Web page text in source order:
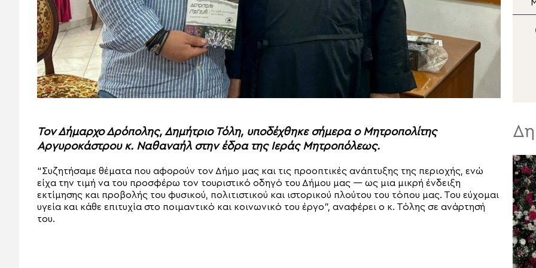
Τον Δήμαρχο Δρόπολης, Δημήτριο Τόλη, υποδέχθηκε σήμερα ο Μητροπολίτης
Αργυροκάστρου κ. Ναθαναήλ στην έδρα της Ιεράς Μητροπόλεως.
“Συζητήσαμε θέματα που αφορούν τον Δήμο μας και τις προοπτικές ανάπτυξης της περιοχής, ενώ
είχα την τιμή να του προσφέρω τον τουριστικό οδηγό του Δήμου μας — ως μια μικρή ένδειξη
εκτίμησης και προβολής του φυσικού, πολιτιστικού και ιστορικού πλούτου του τόπου μας. Του εύχομαι
υγεία και κάθε επιτυχία στο ποιμαντικό και κοινωνικό του έργο”, αναφέρει ο κ. Τόλης σε ανάρτησή
του.
περίπλους του Αγίου
Όρους από την Ιερά
Μητρόπολη Κίτρους